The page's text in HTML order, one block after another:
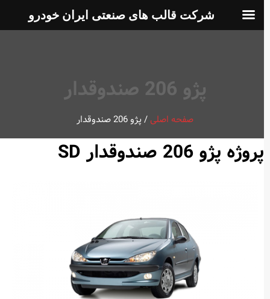
پژو 206 صندوقدار
صفحه اصلی/پژو 206 صندوقدار
پروژه پژو 206 صندوقدار SD
شرکت قالب های صنعتی ایران خودرو